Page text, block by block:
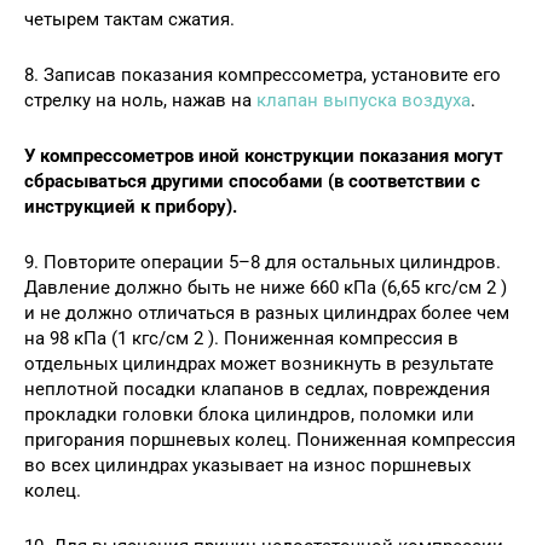
четырем тактам сжатия.
8. Записав показания компрессометра, установите его
стрелку на ноль, нажав на клапан выпуска воздуха.
У компрессометров иной конструкции показания могут
сбрасываться другими способами (в соответствии с
инструкцией к прибору).
9. Повторите операции 5–8 для остальных цилиндров.
Давление должно быть не ниже 660 кПа (6,65 кгс/см 2 )
и не должно отличаться в разных цилиндрах более чем
на 98 кПа (1 кгс/см 2 ). Пониженная компрессия в
отдельных цилиндрах может возникнуть в результате
неплотной посадки клапанов в седлах, повреждения
прокладки головки блока цилиндров, поломки или
пригорания поршневых колец. Пониженная компрессия
во всех цилиндрах указывает на износ поршневых
колец.